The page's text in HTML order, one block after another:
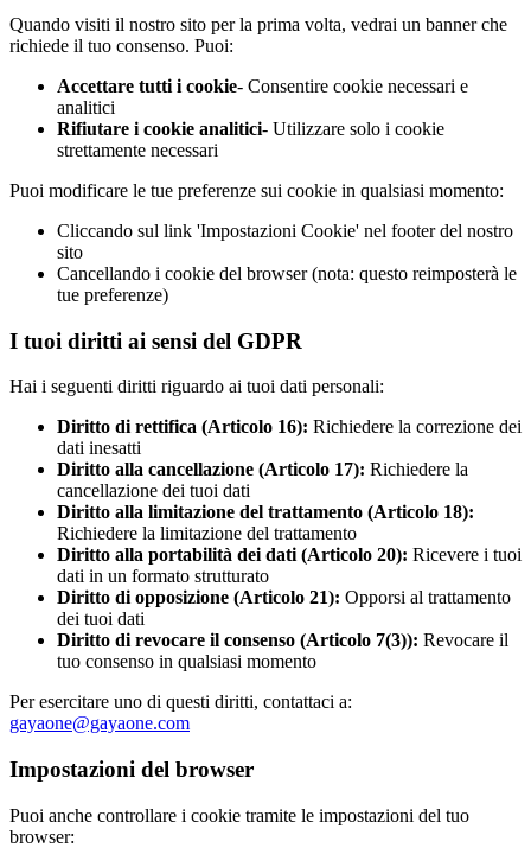
Quando visiti il nostro sito per la prima volta, vedrai un banner che
richiede il tuo consenso. Puoi:
Accettare tutti i cookie- Consentire cookie necessari e
analitici
Rifiutare i cookie analitici- Utilizzare solo i cookie
strettamente necessari
Puoi modificare le tue preferenze sui cookie in qualsiasi momento:
Cliccando sul link 'Impostazioni Cookie' nel footer del nostro
sito
Cancellando i cookie del browser (nota: questo reimposterà le
tue preferenze)
I tuoi diritti ai sensi del GDPR
Hai i seguenti diritti riguardo ai tuoi dati personali:
Diritto di rettifica (Articolo 16): Richiedere la correzione dei
dati inesatti
Diritto alla cancellazione (Articolo 17): Richiedere la
cancellazione dei tuoi dati
Diritto alla limitazione del trattamento (Articolo 18):
Richiedere la limitazione del trattamento
Diritto alla portabilità dei dati (Articolo 20): Ricevere i tuoi
dati in un formato strutturato
Diritto di opposizione (Articolo 21): Opporsi al trattamento
dei tuoi dati
Diritto di revocare il consenso (Articolo 7(3)): Revocare il
tuo consenso in qualsiasi momento
Per esercitare uno di questi diritti, contattaci a:
gayaone@gayaone.com
Impostazioni del browser
Puoi anche controllare i cookie tramite le impostazioni del tuo
browser: